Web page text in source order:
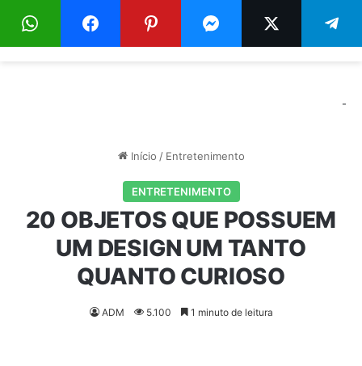
Menu
-
Início / Entretenimento
ENTRETENIMENTO
20 OBJETOS QUE POSSUEM
UM DESIGN UM TANTO
QUANTO CURIOSO
ADM 5.100 1 minuto de leitura